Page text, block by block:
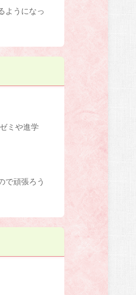
ようになっ
ミや進学
で頑張ろう